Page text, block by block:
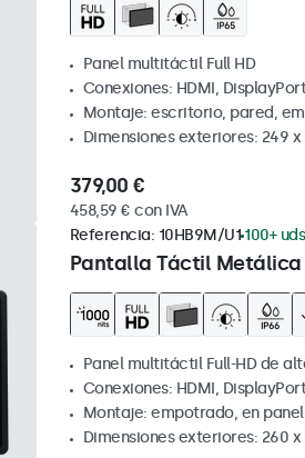
Panel multitáctil Full HD
Conexiones: HDMI,
Montaje: escritorio, pared,
Dimensiones exteriores: 249 x
379,00 €
458,59 € con IVA
Pantalla Táctil
Referencia: 10HB9M/U1 100+
Panel multitáctil Full-HD de
Conexiones: HDMI,
Montaje: empotrado, en panel
Dimensiones exteriores: 260 x